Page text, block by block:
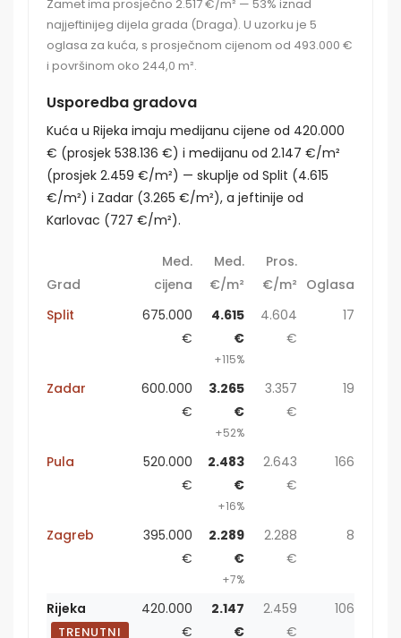
Zamet ima prosječno 2.517 €/m² — 53% iznad
najjeftinijeg dijela grada (Draga). U uzorku je 5
oglasa za kuća, s prosječnom cijenom od 493.000 €
i površinom oko 244,0 m².
Usporedba gradova
Kuća u Rijeka imaju medijanu cijene od 420.000
€ (prosjek 538.136 €) i medijanu od 2.147 €/m²
(prosjek 2.459 €/m²) — skuplje od Split (4.615
€/m²) i Zadar (3.265 €/m²), a jeftinije od
Karlovac (727 €/m²).
Grad
Med.
cijena
Med.
€/m²
Pros.
€/m² Oglasa
Split
675.000
€
4.615
€
+115%
4.604
€
17
Zadar
600.000
€
3.265
€
+52%
3.357
€
19
Pula
520.000
€
2.483
€
+16%
2.643
€
166
Zagreb
395.000
€
2.289
€
+7%
2.288
€
8
Rijeka
TRENUTNI
420.000
€
2.147
€
2.459
€
106